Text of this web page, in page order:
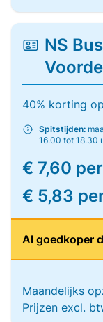
NS
40% korting
Spitstijden:
16.00 tot 18.30
€ 7,60
€ 5,83
Al goedkoper
Maandelijks
Prijzen excl.